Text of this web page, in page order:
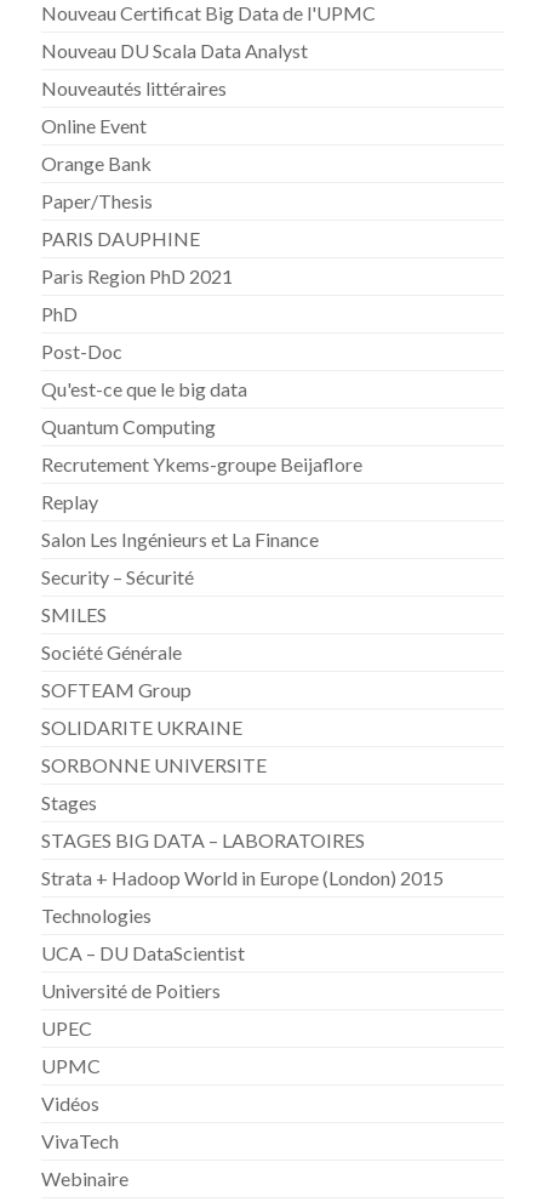
Nouveau Certificat Big Data de l'UPMC
Nouveau DU Scala Data Analyst
Nouveautés littéraires
Online Event
Orange Bank
Paper/Thesis
PARIS DAUPHINE
Paris Region PhD 2021
PhD
Post-Doc
Qu'est-ce que le big data
Quantum Computing
Recrutement Ykems-groupe Beijaflore
Replay
Salon Les Ingénieurs et La Finance
Security – Sécurité
SMILES
Société Générale
SOFTEAM Group
SOLIDARITE UKRAINE
SORBONNE UNIVERSITE
Stages
STAGES BIG DATA – LABORATOIRES
Strata + Hadoop World in Europe (London) 2015
Technologies
UCA – DU DataScientist
Université de Poitiers
UPEC
UPMC
Vidéos
VivaTech
Webinaire